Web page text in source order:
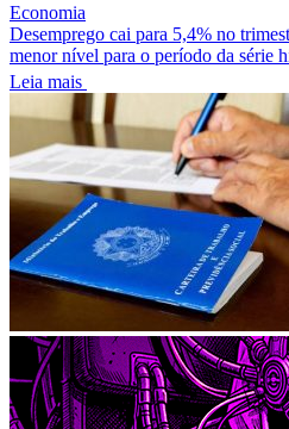
Economia
Desemprego cai para 5,4% no
menor nível para o período da série
Leia mais